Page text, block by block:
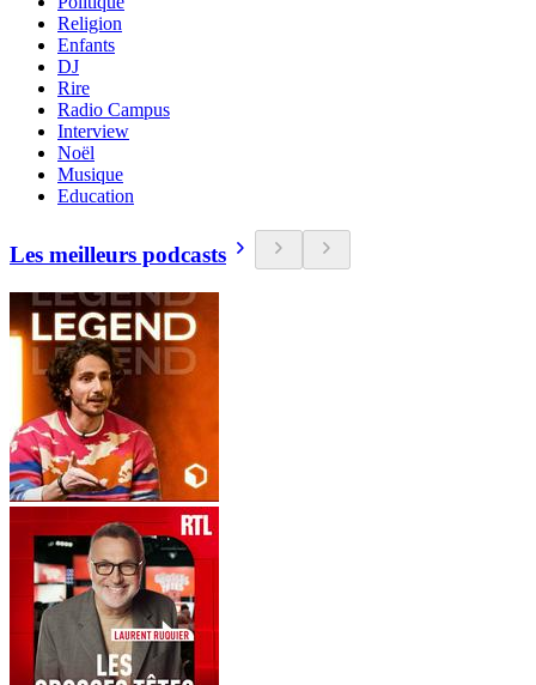
Religion
Enfants
DJ
Rire
Radio Campus
Interview
Noël
Musique
Education
Les meilleurs podcasts